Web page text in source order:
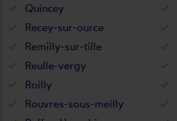
Quincey
Recey-sur-ource
Remilly-sur-tille
Reulle-vergy
Roilly
Rouvres-sous-meilly